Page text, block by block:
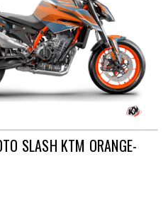
SLASH KTM ORANGE-